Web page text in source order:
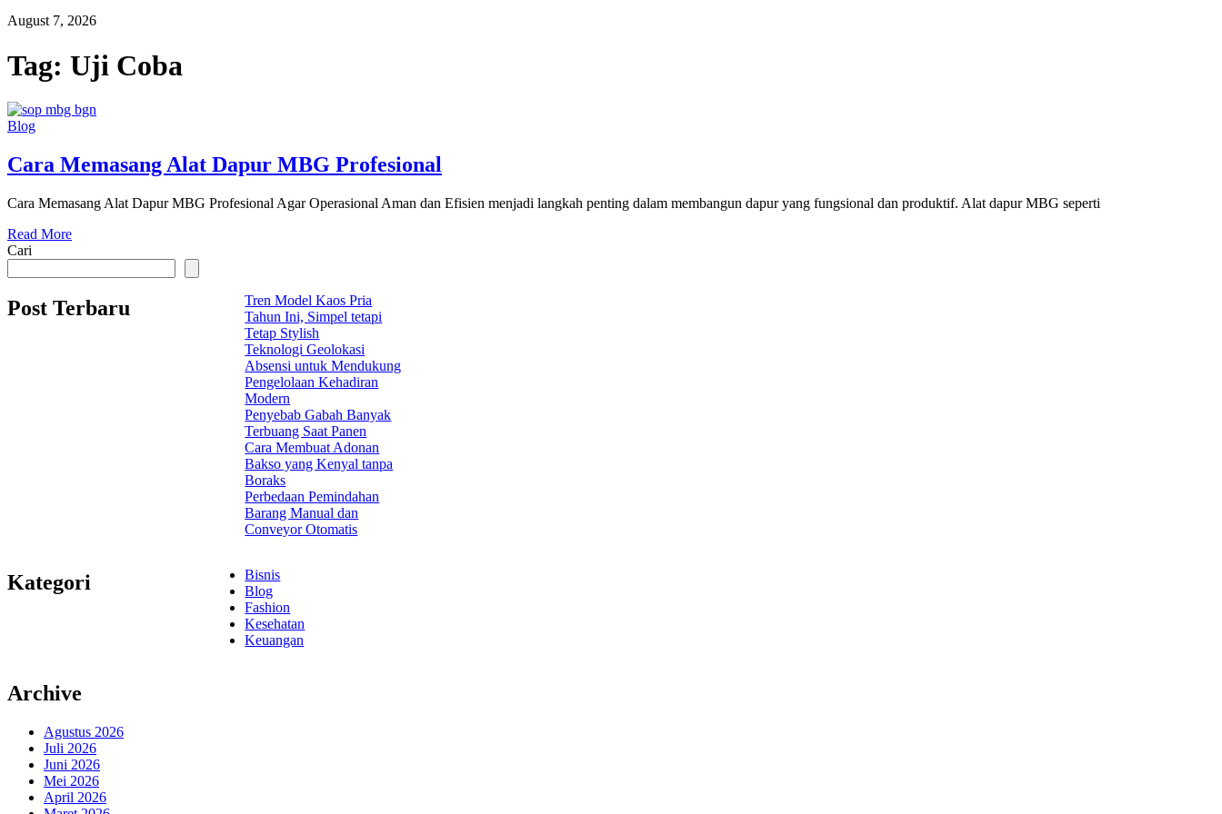
August 7, 2026
Tag: Uji Coba
Blog
Cara Memasang Alat Dapur MBG Profesional
Cara Memasang Alat Dapur MBG Profesional Agar Operasional Aman dan Efisien menjadi langkah penting dalam membangun dapur yang fungsional dan produktif. Alat dapur MBG seperti
Read More
Cari
Post Terbaru
Tren Model Kaos Pria
Tahun Ini, Simpel tetapi
Tetap Stylish
Teknologi Geolokasi
Absensi untuk Mendukung
Pengelolaan Kehadiran
Modern
Penyebab Gabah Banyak
Terbuang Saat Panen
Cara Membuat Adonan
Bakso yang Kenyal tanpa
Boraks
Perbedaan Pemindahan
Barang Manual dan
Conveyor Otomatis
Kategori
Bisnis
Blog
Fashion
Kesehatan
Keuangan
Archive
Agustus 2026
Juli 2026
Juni 2026
Mei 2026
April 2026